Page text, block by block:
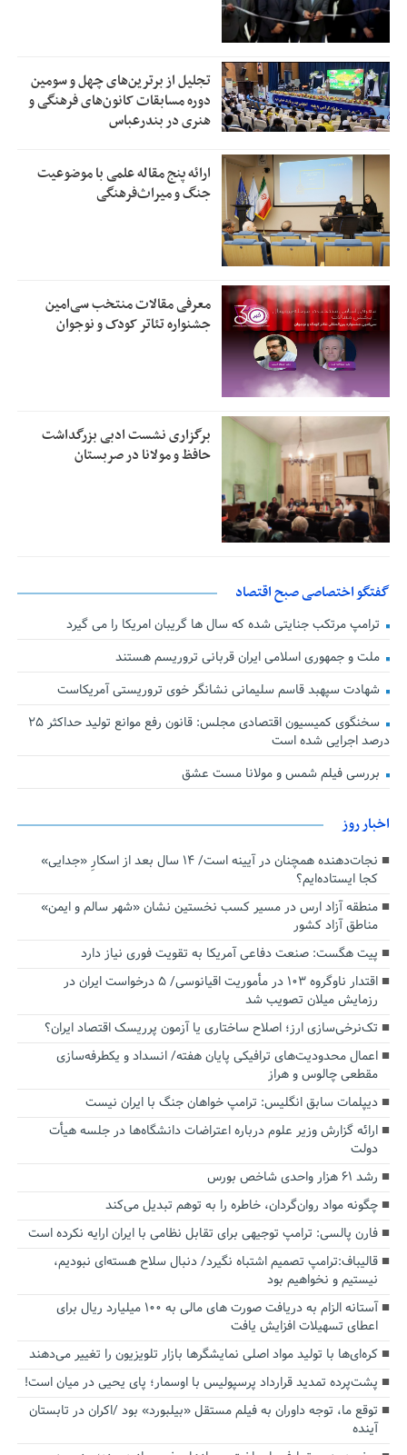
تجلیل از بر‌ترین‌های چهل و سومین
دوره مسابقات کانون‌های فرهنگی و
هنری در بندرعباس
ارائه پنج مقاله علمی با موضوعیت
جنگ و میراث‌فرهنگی
معرفی مقالات منتخب سی‌امین
جشنواره تئاتر کودک و نوجوان
برگزاری نشست ادبی بزرگداشت
حافظ و مولانا در صربستان
گفتگو اختصاصی صبح اقتصاد
ترامپ مرتکب جنایتی شده که سال ها گریبان امریکا را می گیرد
ملت و جمهوری اسلامی ایران قربانی تروریسم هستند
شهادت سپهبد قاسم سلیمانی نشانگر خوی تروریستی آمریکاست
سخنگوی کمیسیون اقتصادی مجلس: قانون رفع موانع تولید حداکثر ۲۵
درصد اجرایی شده است
بررسی فیلم شمس و مولانا مست عشق
اخبار روز
نجات‌دهنده‌ همچنان در آیینه است/ ۱۴ سال بعد از اسکارِ «جدایی»
کجا ایستاده‌ایم؟
منطقه آزاد ارس در مسیر کسب نخستین نشان «شهر سالم و ایمن»
مناطق آزاد کشور
پیت هگست: صنعت دفاعی آمریکا به تقویت فوری نیاز دارد
اقتدار ناوگروه ۱۰۳ در مأموریت‌ اقیانوسی/ ۵ درخواست ایران در
رزمایش میلان تصویب شد
تک‌نرخی‌سازی ارز؛ اصلاح ساختاری یا آزمون پرریسک اقتصاد ایران؟
اعمال محدودیت‌های ترافیکی پایان هفته/ انسداد و یکطرفه‌سازی
مقطعی چالوس و هراز
دیپلمات سابق انگلیس:‌ ترامپ خواهان جنگ با ایران نیست
ارائه گزارش وزیر علوم درباره اعتراضات دانشگاه‌ها در جلسه هیأت
دولت
رشد ۶۱ هزار واحدی شاخص بورس
چگونه مواد روان‌گردان، خاطره را به توهم تبدیل می‌کند
فارن پالسی: ترامپ توجیهی برای تقابل نظامی با ایران ارایه نکرده است
قالیباف:ترامپ تصمیم اشتباه نگیرد/ دنبال سلاح هسته‌ای نبودیم،
نیستیم و نخواهیم بود
آستانه الزام به دریافت صورت های مالی به ۱۰۰ میلیارد ریال برای
اعطای تسهیلات افزایش یافت
کره‌ای‌ها با تولید مواد اصلی نمایشگرها بازار تلویزیون را تغییر می‌دهند
پشت‌پرده تمدید قرارداد پرسپولیس با اوسمار؛ پای یحیی در میان است!
توقع ما، توجه داوران به فیلم مستقل «بیلبورد» بود /اکران در تابستان
آینده